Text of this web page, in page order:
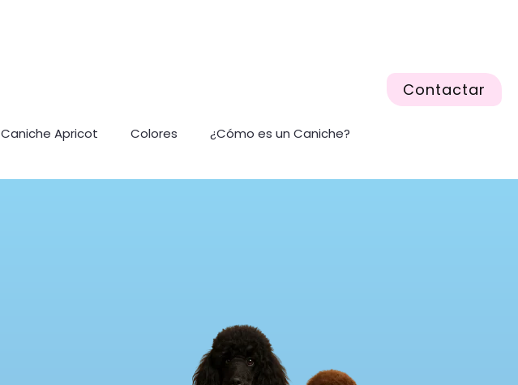
Caniche Apricot Colores ¿Cómo es un Caniche?
Contactar